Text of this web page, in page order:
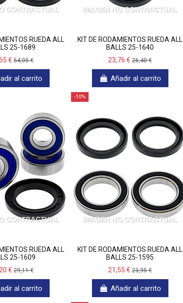
RUEDA ALL
25-1689
€54,05 €
al carrito
KIT DE RODAMIENTOS RUEDA ALL
BALLS 25-1640
23,76 €26,40 €
Añadir al carrito
RUEDA ALL
25-1609
€29,11 €
al carrito
-10%
KIT DE RODAMIENTOS RUEDA ALL
BALLS 25-1595
21,55 €23,95 €
Añadir al carrito